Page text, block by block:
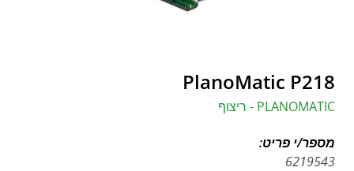
PlanoMatic P218
PLANOMATIC - ריצוף
מספר/י פריט:
6219543